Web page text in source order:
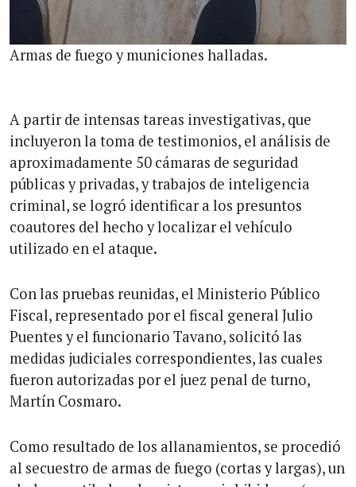
Armas de fuego y municiones halladas.
A partir de intensas tareas investigativas, que
incluyeron la toma de testimonios, el análisis de
aproximadamente 50 cámaras de seguridad
públicas y privadas, y trabajos de inteligencia
criminal, se logró identificar a los presuntos
coautores del hecho y localizar el vehículo
utilizado en el ataque.
Con las pruebas reunidas, el Ministerio Público
Fiscal, representado por el fiscal general Julio
Puentes y el funcionario Tavano, solicitó las
medidas judiciales correspondientes, las cuales
fueron autorizadas por el juez penal de turno,
Martín Cosmaro.
Como resultado de los allanamientos, se procedió
al secuestro de armas de fuego (cortas y largas), un